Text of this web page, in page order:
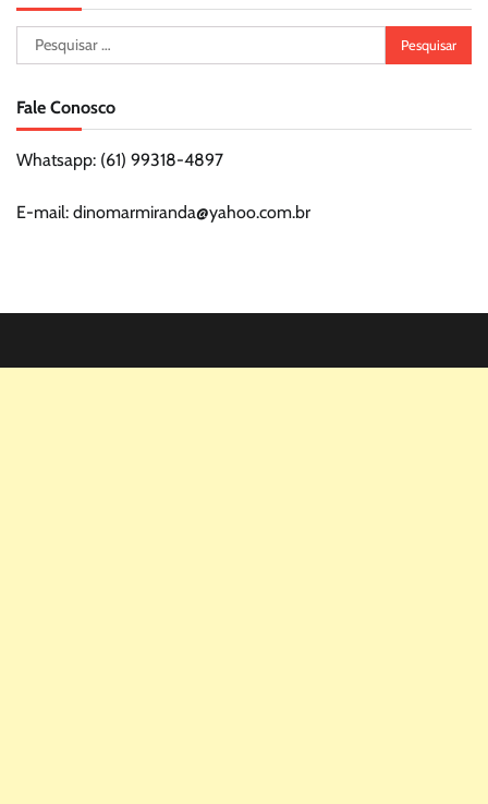
Pesquisar
por:
Fale Conosco
Whatsapp: (61) 99318-4897
E-mail: dinomarmiranda@yahoo.com.br